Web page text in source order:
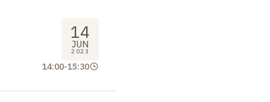
14
JUN
2023
14:00-15:30